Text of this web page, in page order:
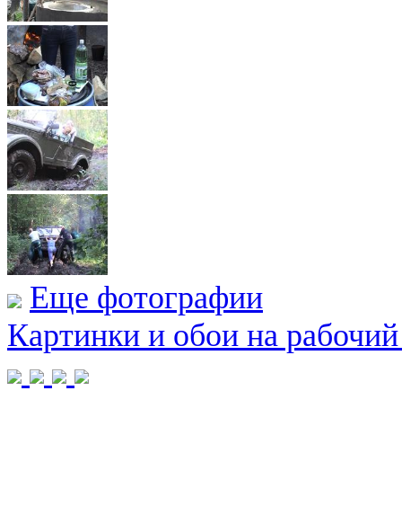
Еще фотографии
Картинки и обои на